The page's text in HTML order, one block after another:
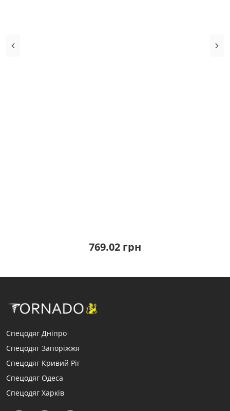
769.02 грн
Спецодяг Дніпро
Спецодяг Запоріжжя
Спецодяг Кривий Ріг
Спецодяг Одеса
Спецодяг Харків